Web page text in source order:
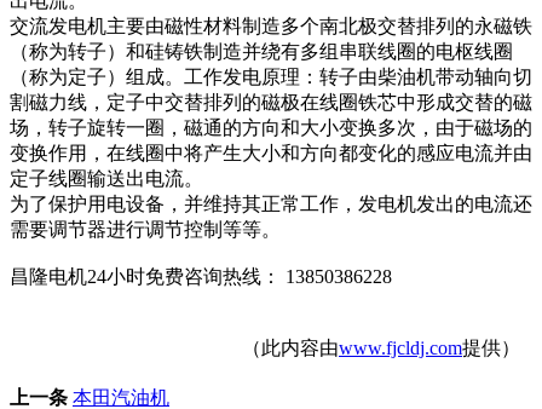
交流发电机主要由磁性材料制造多个南北极交替排列的永磁铁
（称为转子）和硅铸铁制造并绕有多组串联线圈的电枢线圈
（称为定子）组成。工作发电原理：转子由柴油机带动轴向切
割磁力线，定子中交替排列的磁极在线圈铁芯中形成交替的磁
场，转子旋转一圈，磁通的方向和大小变换多次，由于磁场的
变换作用，在线圈中将产生大小和方向都变化的感应电流并由
定子线圈输送出电流。
为了保护用电设备，并维持其正常工作，发电机发出的电流还
需要调节器进行调节控制等等。
昌隆电机24小时免费咨询热线： 13850386228
（此内容由www.fjcldj.com提供）
上一条 本田汽油机